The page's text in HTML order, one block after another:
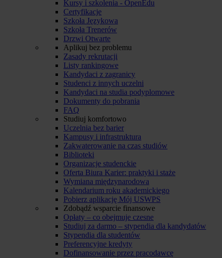
Kursy i szkolenia - OpenEdu
Certyfikacje
Szkoła Językowa
Szkoła Trenerów
Drzwi Otwarte
Aplikuj bez problemu
Zasady rekrutacji
Listy rankingowe
Kandydaci z zagranicy
Studenci z innych uczelni
Kandydaci na studia podyplomowe
Dokumenty do pobrania
FAQ
Studiuj komfortowo
Uczelnia bez barier
Kampusy i infrastruktura
Zakwaterowanie na czas studiów
Biblioteki
Organizacje studenckie
Oferta Biura Karier: praktyki i staże
Wymiana międzynarodowa
Kalendarium roku akademickiego
Pobierz aplikację Mój USWPS
Zdobądź wsparcie finansowe
Opłaty – co obejmuje czesne
Studiuj za darmo – stypendia dla kandydatów
Stypendia dla studentów
Preferencyjne kredyty
Dofinansowanie przez pracodawcę